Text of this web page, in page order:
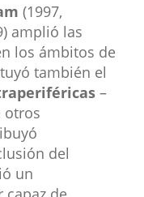
(1997,
amplió las
los ámbitos de
también el
–
otros
del
un